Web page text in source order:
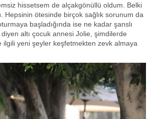
hissetsem de alçakgönüllü oldum. Belki
Hepsinin ötesinde birçok sağlık sorunum da
başladığında ise ne kadar şanslı
diyen altı çocuk annesi Jolie, şimdilerde
ilgili yeni şeyler keşfetmekten zevk almaya